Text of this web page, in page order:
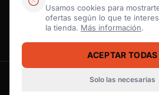
Usamos cookies para
ofertas según lo que te
la tienda. Más información.
ACEPTAR TODAS
Solo las necesarias
Preguntas frecuentes
Contacto
SSL / Datos